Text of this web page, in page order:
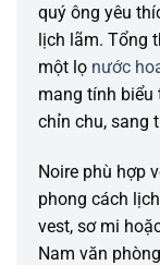
quý ông yêu
lịch lãm. Tổng
một lọ nước
mang tính biểu
chỉn chu, sang
Noire phù hợp
phong cách
vest, sơ mi
Nam văn